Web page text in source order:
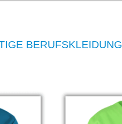
BERUFSKLEIDUNG